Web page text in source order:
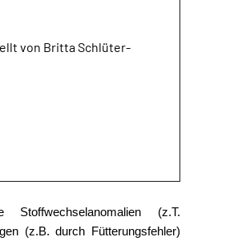
von Britta Schlüter-
(z.T.
(z.B. durch Fütterungsfehler)